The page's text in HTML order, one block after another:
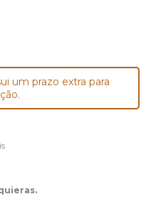
um prazo extra para